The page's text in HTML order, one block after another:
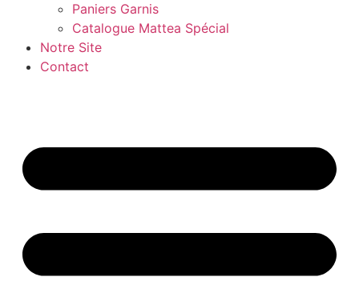
Paniers Garnis
Catalogue Mattea Spécial
Notre Site
Contact